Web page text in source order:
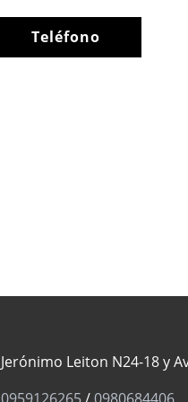
Teléfono
Jerónimo Leiton N24-18 y